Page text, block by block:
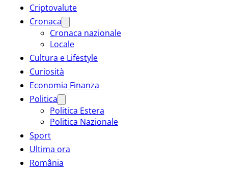
Criptovalute
Cronaca
Cronaca nazionale
Locale
Cultura e Lifestyle
Curiosità
Economia Finanza
Politica
Politica Estera
Politica Nazionale
Sport
Ultima ora
România